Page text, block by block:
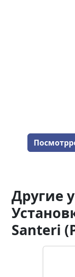
Другие
Santeri